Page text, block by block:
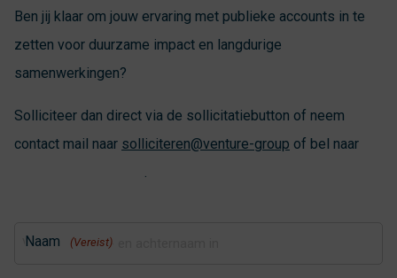
Ben jij klaar om jouw ervaring met publieke accounts in te
zetten voor duurzame impact en langdurige
samenwerkingen?
Solliciteer dan direct via de sollicitatiebutton of neem
contact mail naar solliciteren@venture-group of bel naar
.
Naam (Vereist)